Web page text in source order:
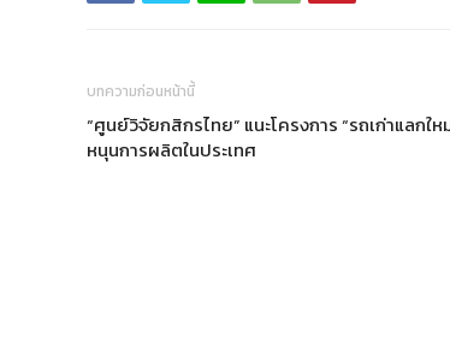
บทความก่อนหน้านี้
“ศูนย์วิจัยกสิกรไทย” แนะโครงการ “รถเก่าแลกใ
หนุนการผลิตในประเทศ